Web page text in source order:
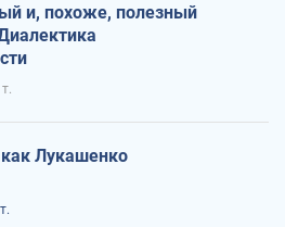
и, похоже, полезный
Лукашенко